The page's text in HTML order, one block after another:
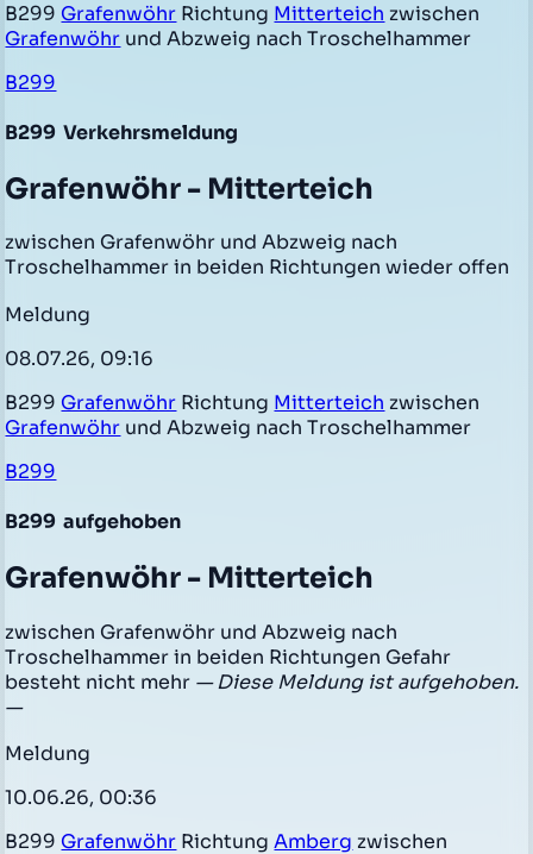
B299 Grafenwöhr Richtung Mitterteich zwischen
Grafenwöhr und Abzweig nach Troschelhammer
B299
B299 Verkehrsmeldung
Grafenwöhr - Mitterteich
zwischen Grafenwöhr und Abzweig nach
Troschelhammer in beiden Richtungen wieder offen
Meldung
08.07.26, 09:16
B299 Grafenwöhr Richtung Mitterteich zwischen
Grafenwöhr und Abzweig nach Troschelhammer
B299
B299 aufgehoben
Grafenwöhr - Mitterteich
zwischen Grafenwöhr und Abzweig nach
Troschelhammer in beiden Richtungen Gefahr
besteht nicht mehr — Diese Meldung ist aufgehoben.
—
Meldung
10.06.26, 00:36
B299 Grafenwöhr RichtungAmberg zwischen